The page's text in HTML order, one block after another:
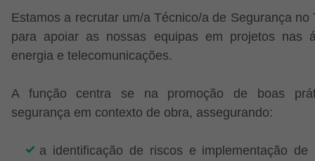
Estamos a recrutar um/a Técnico/a de Segurança no
para apoiar as nossas equipas em projetos nas
energia e telecomunicações.
A função centra se na promoção de boas
segurança em contexto de obra, assegurando:
a identificação de riscos e implementação de